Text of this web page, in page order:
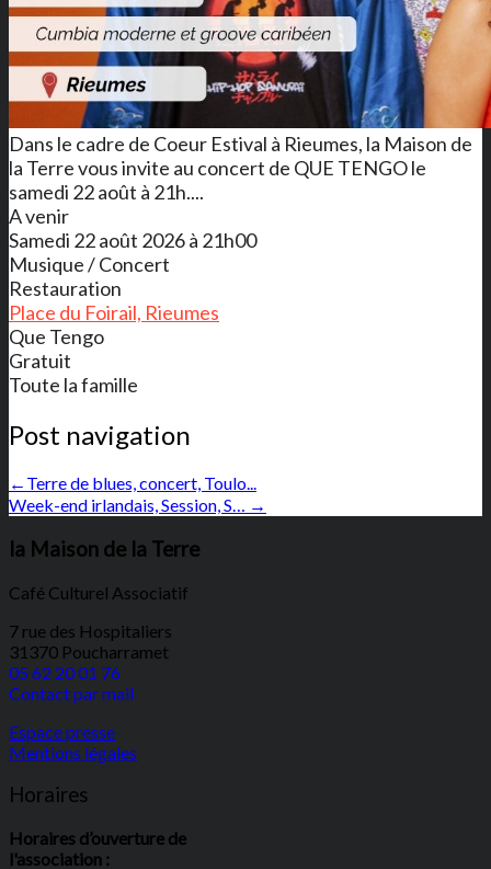
Dans le cadre de Coeur Estival à Rieumes, la Maison de
la Terre vous invite au concert de QUE TENGO le
samedi 22 août à 21h....
A venir
Samedi 22 août 2026 à 21h00
Musique / Concert
Restauration
Place du Foirail, Rieumes
Que Tengo
Gratuit
Toute la famille
Post navigation
← Terre de blues, concert, Toulo...
Week-end irlandais, Session, S… →
la Maison de la Terre
Café Culturel Associatif
7 rue des Hospitaliers
31370 Poucharramet
05 62 20 01 76
Contact par mail
Espace presse
Mentions légales
Horaires
Horaires d’ouverture de
l'association :